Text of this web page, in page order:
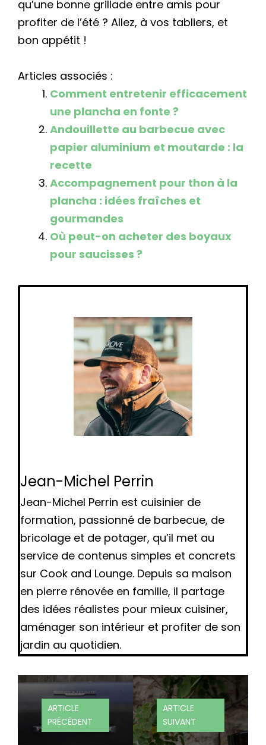
qu’une bonne grillade entre amis pour
profiter de l’été ? Allez, à vos tabliers, et
bon appétit !
Articles associés :
Comment entretenir efficacement
une plancha en fonte ?
Andouillette au barbecue avec
papier aluminium et moutarde : la
recette
Accompagnement pour thon à la
plancha : idées fraîches et
gourmandes
Où peut-on acheter des boyaux
pour saucisses ?
Jean-Michel Perrin
Jean-Michel Perrin est cuisinier de
formation, passionné de barbecue, de
bricolage et de potager, qu’il met au
service de contenus simples et concrets
sur Cook and Lounge. Depuis sa maison
en pierre rénovée en famille, il partage
des idées réalistes pour mieux cuisiner,
aménager son intérieur et profiter de son
jardin au quotidien.
ARTICLE
PRÉCÉDENT
ARTICLE
SUIVANT